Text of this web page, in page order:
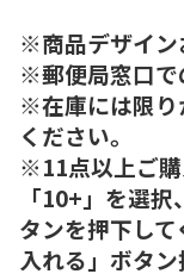
※商品デザイン
※郵便局窓口で
※在庫には限り
ください。
※11点以上ご
「10+」を選
タンを押下し
入れる」ボタ